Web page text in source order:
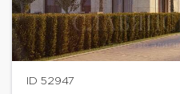
ID 52947